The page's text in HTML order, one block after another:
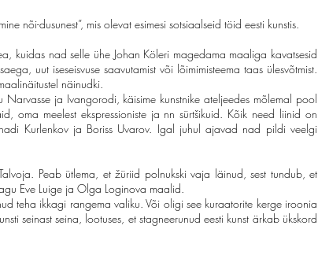
nõi-dusunest”, mis olevat esimesi sotsiaalseid töid eesti kunstis.
kuidas nad selle ühe Johan Köleri magedama maaliga kavatsesid
uut iseseisvuse saavutamist või lõimimisteema taas ülesvõtmist.
näinudki.
ja Ivangorodi, käisime kunstnike ateljeedes mõlemal pool
oma meelest ekspressioniste ja nn sürtšikuid. Kõik need liinid on
Kurlenkov ja Boriss Uvarov. Igal juhul ajavad nad pildi veelgi
Peab ütlema, et žüriid polnukski vaja läinud, sest tundub, et
Eve Luige ja Olga Loginova maalid.
teha ikkagi rangema valiku. Või oligi see kuraatorite kerge iroonia
seinast seina, lootuses, et stagneerunud eesti kunst ärkab ükskord